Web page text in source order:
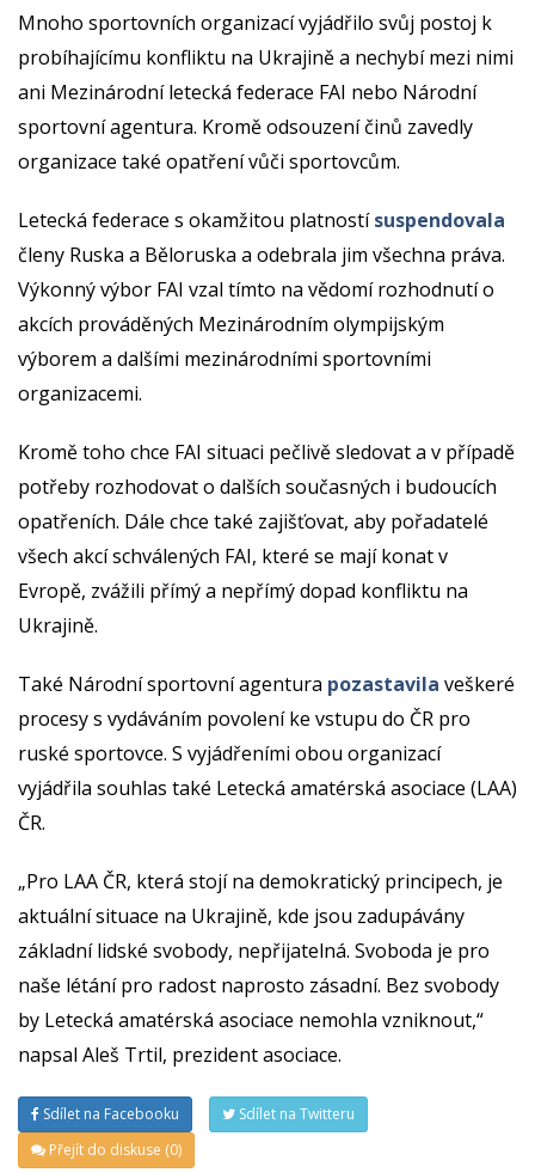
Mnoho sportovních organizací vyjádřilo svůj postoj k
probíhajícímu konfliktu na Ukrajině a nechybí mezi nimi
ani Mezinárodní letecká federace FAI nebo Národní
sportovní agentura. Kromě odsouzení činů zavedly
organizace také opatření vůči sportovcům.
Letecká federace s okamžitou platnostísuspendovala
členy Ruska a Běloruska a odebrala jim všechna práva.
Výkonný výbor FAI vzal tímto na vědomí rozhodnutí o
akcích prováděných Mezinárodním olympijským
výborem a dalšími mezinárodními sportovními
organizacemi.
Kromě toho chce FAI situaci pečlivě sledovat a v případě
potřeby rozhodovat o dalších současných i budoucích
opatřeních. Dále chce také zajišťovat, aby pořadatelé
všech akcí schválených FAI, které se mají konat v
Evropě, zvážili přímý a nepřímý dopad konfliktu na
Ukrajině.
Také Národní sportovní agentura pozastavila veškeré
procesy s vydáváním povolení ke vstupu do ČR pro
ruské sportovce. S vyjádřeními obou organizací
vyjádřila souhlas také Letecká amatérská asociace (LAA)
ČR.
„Pro LAA ČR, která stojí na demokratický principech, je
aktuální situace na Ukrajině, kde jsou zadupávány
základní lidské svobody, nepřijatelná. Svoboda je pro
naše létání pro radost naprosto zásadní. Bez svobody
by Letecká amatérská asociace nemohla vzniknout,“
napsal Aleš Trtil, prezident asociace.
Sdílet na Facebooku
Sdílet na Twitteru
Přejít do diskuse (0)